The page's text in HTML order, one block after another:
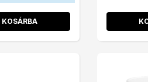
KOSÁRBA